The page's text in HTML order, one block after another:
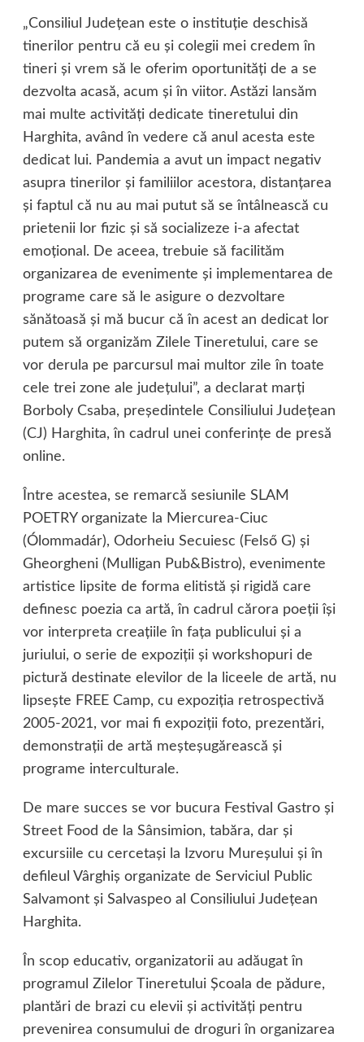
„Consiliul Judeţean este o instituţie deschisă
tinerilor pentru că eu şi colegii mei credem în
tineri şi vrem să le oferim oportunităţi de a se
dezvolta acasă, acum şi în viitor. Astăzi lansăm
mai multe activităţi dedicate tineretului din
Harghita, având în vedere că anul acesta este
dedicat lui. Pandemia a avut un impact negativ
asupra tinerilor şi familiilor acestora, distanţarea
şi faptul că nu au mai putut să se întâlnească cu
prietenii lor fizic şi să socializeze i-a afectat
emoţional. De aceea, trebuie să facilităm
organizarea de evenimente şi implementarea de
programe care să le asigure o dezvoltare
sănătoasă şi mă bucur că în acest an dedicat lor
putem să organizăm Zilele Tineretului, care se
vor derula pe parcursul mai multor zile în toate
cele trei zone ale judeţului”, a declarat marţi
Borboly Csaba, preşedintele Consiliului Judeţean
(CJ) Harghita, în cadrul unei conferinţe de presă
online.
Între acestea, se remarcă sesiunile SLAM
POETRY organizate la Miercurea-Ciuc
(Ólommadár), Odorheiu Secuiesc (Felső G) şi
Gheorgheni (Mulligan Pub&Bistro), evenimente
artistice lipsite de forma elitistă şi rigidă care
definesc poezia ca artă, în cadrul cărora poeţii îşi
vor interpreta creaţiile în faţa publicului şi a
juriului, o serie de expoziţii şi workshopuri de
pictură destinate elevilor de la liceele de artă, nu
lipseşte FREE Camp, cu expoziţia retrospectivă
2005-2021, vor mai fi expoziţii foto, prezentări,
demonstraţii de artă meşteşugărească şi
programe interculturale.
De mare succes se vor bucura Festival Gastro şi
Street Food de la Sânsimion, tabăra, dar şi
excursiile cu cercetaşi la Izvoru Mureşului şi în
defileul Vârghiş organizate de Serviciul Public
Salvamont şi Salvaspeo al Consiliului Judeţean
Harghita.
În scop educativ, organizatorii au adăugat în
programul Zilelor Tineretului Şcoala de pădure,
plantări de brazi cu elevii şi activităţi pentru
prevenirea consumului de droguri în organizarea